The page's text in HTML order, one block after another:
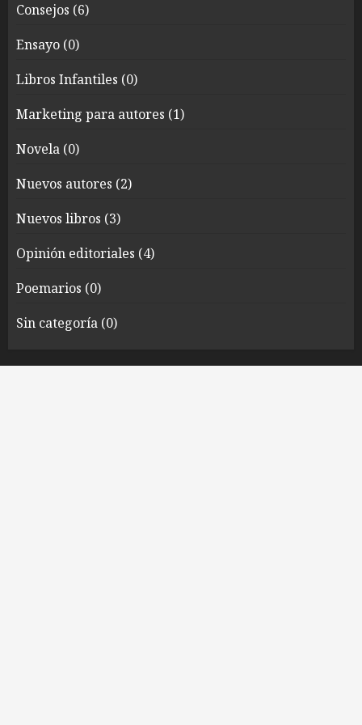
Consejos (6)
Ensayo (0)
Libros Infantiles (0)
Marketing para autores (1)
Novela (0)
Nuevos autores (2)
Nuevos libros (3)
Opinión editoriales (4)
Poemarios (0)
Sin categoría (0)